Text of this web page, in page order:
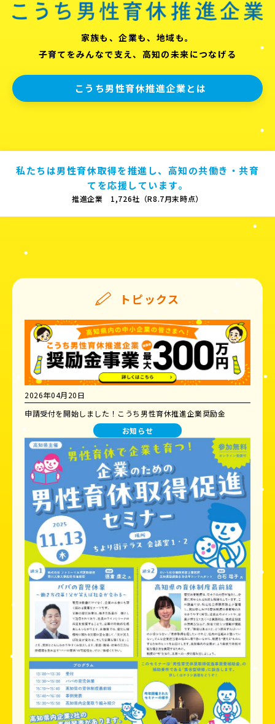
家族も、企業も、地域も。
子育てをみんなで支え、高知の未来につなげる
こうち男性育休推進企業とは
私たちは男性育休取得を推進し、高知の共働き・共育
てを応援しています。
推進企業 1,726社（R8.7月末時点）
トピックス
2026年04月20日
申請受付を開始しました！こうち男性育休推進企業奨励金
お知らせ